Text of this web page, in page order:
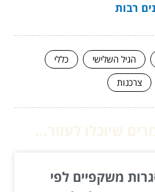
רבות
הגיל השלישי
כללי
צרכנות
משקפיים לפי